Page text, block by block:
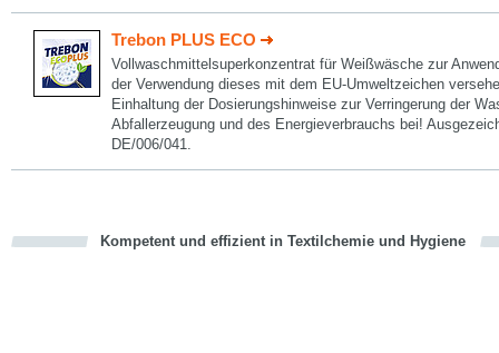
Trebon PLUS ECO
Vollwaschmittelsuperkonzentrat für Weißwäsche zur
der Verwendung dieses mit dem EU-Umweltzeichen
Einhaltung der Dosierungshinweise zur Verringerung der
Abfallerzeugung und des Energieverbrauchs bei!
DE/006/041.
Kompetent und effizient in Textilchemie und Hygiene